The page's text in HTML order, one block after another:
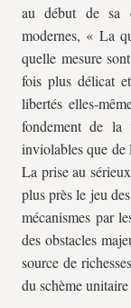
au début de sa
modernes, « La
quelle mesure
fois plus délicat
libertés elles-
fondement de la
inviolables que de
La prise au
plus près le jeu
mécanismes par
des obstacles
source de
du schème